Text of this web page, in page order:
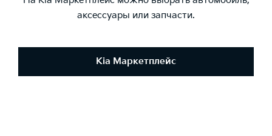
аксессуары или запчасти.
Kia Маркетплейс